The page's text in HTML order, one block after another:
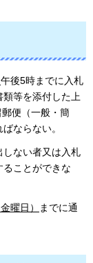
午後5時までに入札
等を添付した上
便（一般・簡
ならない。
しない者又は入札
ことができな
曜日）
までに通